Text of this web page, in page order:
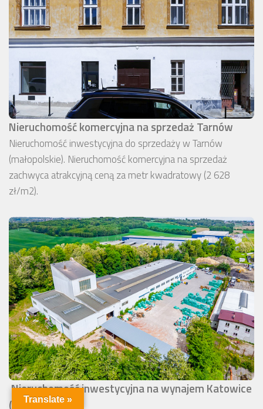
Nieruchomość komercyjna na sprzedaż Tarnów
Nieruchomość inwestycyjna do sprzedaży w Tarnów
(małopolskie). Nieruchomość komercyjna na sprzedaż
zachwyca atrakcyjną ceną za metr kwadratowy (2 628
zł/m2).
Nieruchomość inwestycyjna na wynajem Katowice
(okolice)
Translate »